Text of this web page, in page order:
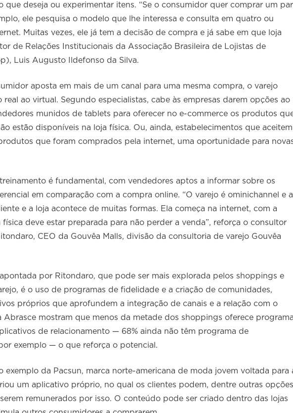
que deseja ou experimentar itens. “Se o consumidor quer comprar um par
ele pesquisa o modelo que lhe interessa e consulta em quatro ou
Muitas vezes, ele já tem a decisão de compra e já sabe em que loja
de Relações Institucionais da Associação Brasileira de Lojistas de
Luis Augusto Ildefonso da Silva.
aposta em mais de um canal para uma mesma compra, o varejo
real ao virtual. Segundo especialistas, cabe às empresas darem opções ao
munidos de tablets para oferecer no e-commerce os produtos
estão disponíveis na loja física. Ou, ainda, estabelecimentos que aceitem
que foram comprados pela internet, uma oportunidade para
é fundamental, com vendedores aptos a informar sobre os
em comparação com a compra online. “O varejo é ominichannel e a
e a loja acontece de muitas formas. Ela começa na internet, com a
física deve estar preparada para não perder a venda”, reforça o consultor
CEO da Gouvêa Malls, divisão da consultoria de varejo Gouvêa
por Ritondaro, que pode ser mais explorada pelos shoppings e
é o uso de programas de fidelidade e a criação de comunidades,
próprios que aprofundem a integração de canais e a relação com o
Abrasce mostram que menos da metade dos shoppings oferece
de relacionamento — 68% ainda não têm programa de
exemplo — o que reforça o potencial.
exemplo da Pacsun, marca norte-americana de moda jovem voltada para
um aplicativo próprio, no qual os clientes podem, dentre outras
remunerados por isso. O conteúdo pode ser criado dentro das lojas